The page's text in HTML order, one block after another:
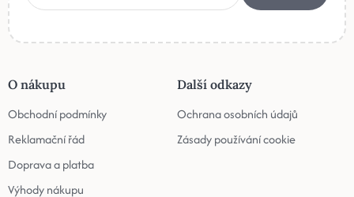
O nákupu
Obchodní podmínky
Reklamační řád
Doprava a platba
Výhody nákupu
Další odkazy
Ochrana osobních údajů
Zásady používání cookie